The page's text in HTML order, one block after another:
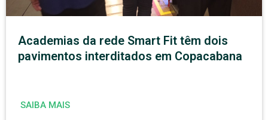
Academias da rede Smart Fit têm dois
pavimentos interditados em Copacabana
SAIBA MAIS